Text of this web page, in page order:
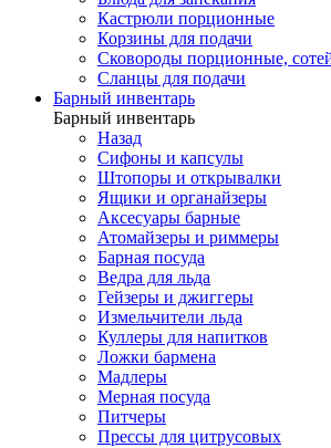
Кастрюли порционные
Корзины для подачи
Сковороды порционные,
Сланцы для подачи
Барный инвентарь
Барный инвентарь
Назад
Сифоны и капсулы
Штопоры и открывалки
Ящики и органайзеры
Аксесуары барные
Атомайзеры и риммеры
Барная посуда
Ведра для льда
Гейзеры и джиггеры
Измельчители льда
Куллеры для напитков
Ложки бармена
Мадлеры
Мерная посуда
Питчеры
Прессы для цитрусовых